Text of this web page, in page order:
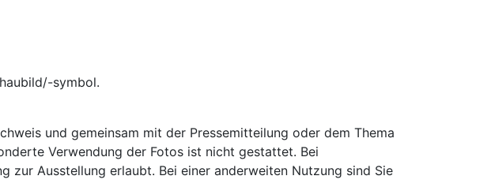
symbol.
und gemeinsam mit der Pressemitteilung oder dem Thema
Verwendung der Fotos ist nicht gestattet. Bei
zur Ausstellung erlaubt. Bei einer anderweiten Nutzung sind Sie